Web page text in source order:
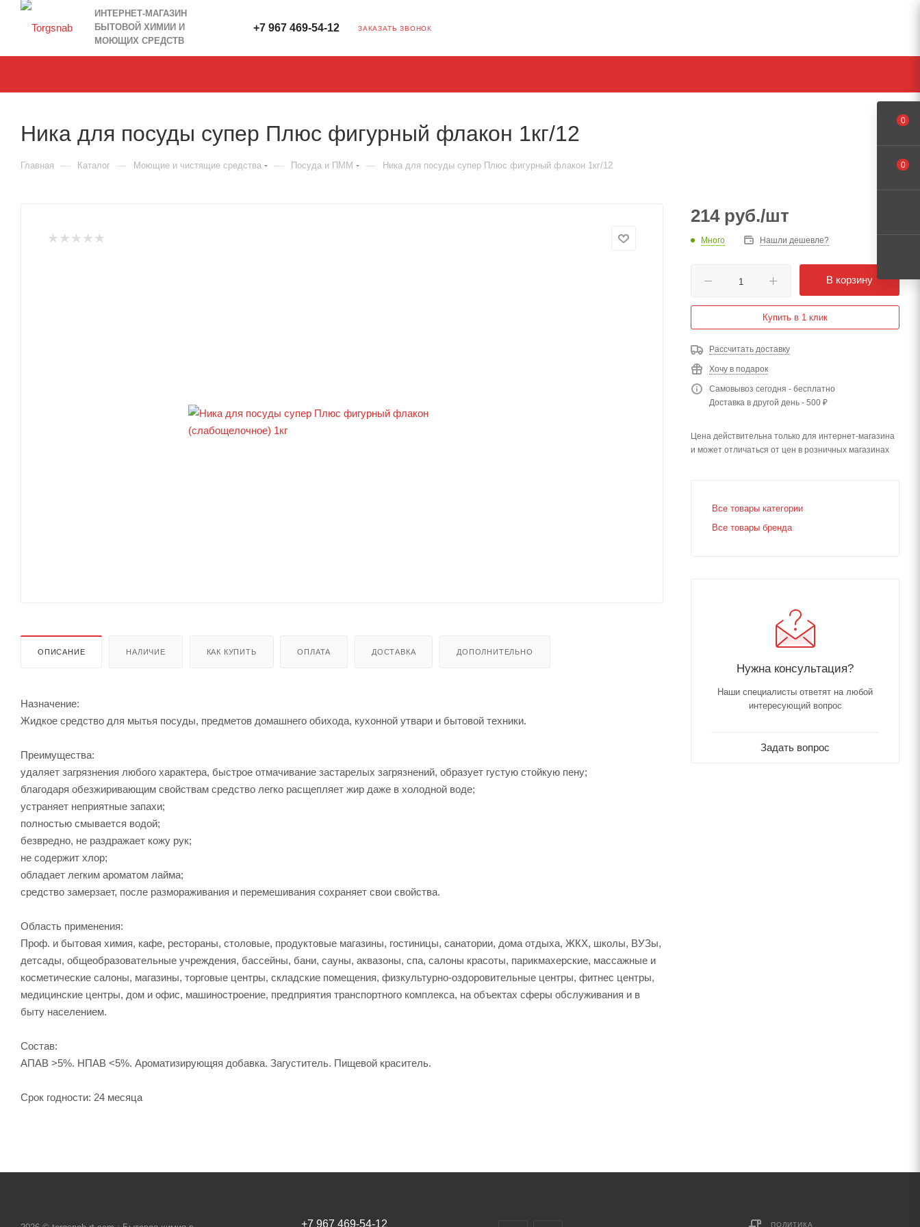
ИНТЕРНЕТ-МАГАЗИН
БЫТОВОЙ ХИМИИ И
МОЮЩИХ СРЕДСТВ
+7 967 469-54-12 ЗАКАЗАТЬ ЗВОНОК
Ника для посуды супер Плюс фигурный флакон 1кг/12
Главная — Каталог — Моющие и чистящие средства — Посуда и ПММ — Ника для посуды супер Плюс фигурный флакон 1кг/12
ОПИСАНИЕ НАЛИЧИЕ КАК КУПИТЬ ОПЛАТА ДОСТАВКА ДОПОЛНИТЕЛЬНО
Назначение:
Жидкое средство для мытья посуды, предметов домашнего обихода, кухонной утвари и бытовой техники.
Преимущества:
удаляет загрязнения любого характера, быстрое отмачивание застарелых загрязнений, образует густую стойкую пену;
благодаря обезжиривающим свойствам средство легко расщепляет жир даже в холодной воде;
устраняет неприятные запахи;
полностью смывается водой;
безвредно, не раздражает кожу рук;
не содержит xлор;
обладает легким ароматом лайма;
средство замерзает, после размораживания и перемешивания сохраняет свои свойства.
Область применения:
Проф. и бытовая химия, кафе, рестораны, столовые, продуктовые магазины, гостиницы, санатории, дома отдыха, ЖКХ, школы, ВУЗы,
детсады, общеобразовательные учреждения, бассейны, бани, сауны, аквазоны, спа, салоны красоты, парикмахерские, массажные и
косметические салоны, магазины, торговые центры, складские помещения, физкультурно-оздоровительные центры, фитнес центры,
медицинские центры, дом и офис, машиностроение, предприятия транспортного комплекса, на объектах сферы обслуживания и в
быту населением.
Состав:
АПАВ >5%. НПАВ <5%. Ароматизирующяя добавка. Загуститель. Пищевой краситель.
Срок годности: 24 месяца
214руб./шт
Много Нашли дешевле?
В корзину
Купить в 1 клик
Рассчитать доставку
Хочу в подарок
Самовывоз сегодня - бесплатно
Доставка в другой день - 500 ₽
Цена действительна только для интернет-магазина
и может отличаться от цен в розничных магазинах
Все товары категории
Все товары бренда
Нужна консультация?
Наши специалисты ответят на любой
интересующий вопрос
Задать вопрос
+7 967 469-54-12 ПОЛИТИКА
0
0